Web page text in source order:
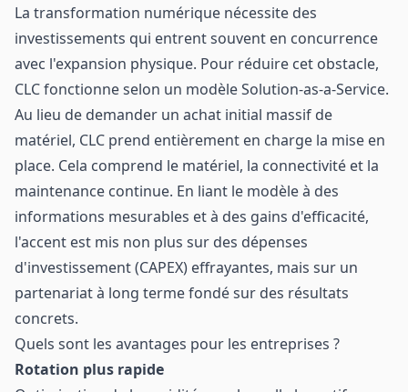
La transformation numérique nécessite des
investissements qui entrent souvent en concurrence
avec l'expansion physique. Pour réduire cet obstacle,
CLC fonctionne selon un modèle Solution-as-a-Service.
Au lieu de demander un achat initial massif de
matériel, CLC prend entièrement en charge la mise en
place. Cela comprend le matériel, la connectivité et la
maintenance continue. En liant le modèle à des
informations mesurables et à des gains d'efficacité,
l'accent est mis non plus sur des dépenses
d'investissement (CAPEX) effrayantes, mais sur un
partenariat à long terme fondé sur des résultats
concrets.
Quels sont les avantages pour les entreprises ?
Rotation plus rapide